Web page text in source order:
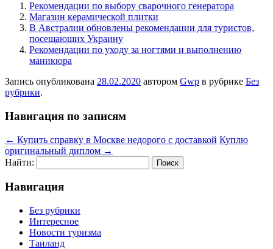
Рекомендации по выбору сварочного генератора
Магазин керамической плитки
В Австралии обновлены рекомендации для туристов,
посещающих Украину
Рекомендации по уходу за ногтями и выполнению
маникюра
Запись опубликована 28.02.2020 автором Gwp в рубрике Без
рубрики.
Навигация по записям
← Купить справку в Москве недорого с доставкой Куплю
оригинальный диплом →
Найти:
Навигация
Без рубрики
Интересное
Новости туризма
Таиланд